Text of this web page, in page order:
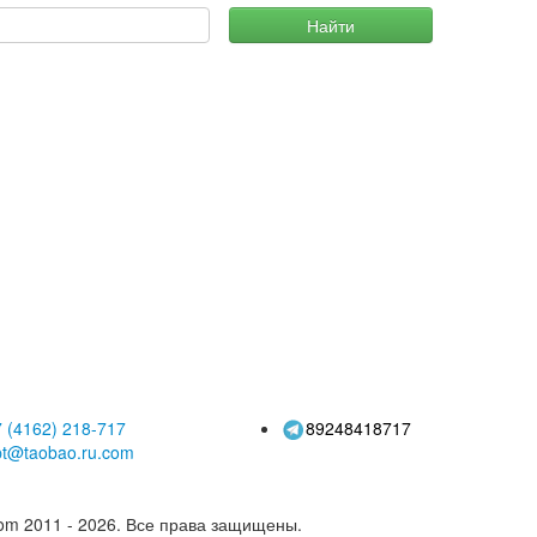
Найти
(4162) 218-717
89248418717
2011 - 2026. Все права защищены.